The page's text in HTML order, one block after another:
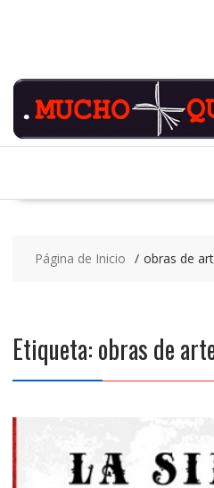
Página de Inicio obras de
Etiqueta:obras de